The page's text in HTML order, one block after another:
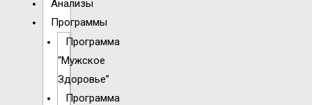
Анализы
Программы
Программа
“Мужское
Здоровье”
Программа